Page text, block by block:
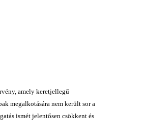
amely keretjellegű
megalkotására nem került sor a
ismét jelentősen csökkent és